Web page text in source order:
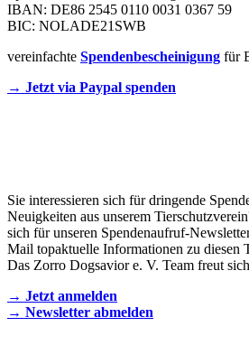
IBAN: DE86 2545 0110 0031 0367 59
BIC: NOLADE21SWB
vereinfachte Spendenbescheinigung für
→ Jetzt via Paypal spenden
Sie interessieren sich für dringende
Neuigkeiten aus unserem
sich für unseren Spendenaufruf-
Mail topaktuelle Informationen zu diesen
Das Zorro Dogsavior e. V. Team freut
→ Jetzt anmelden
→ Newsletter abmelden